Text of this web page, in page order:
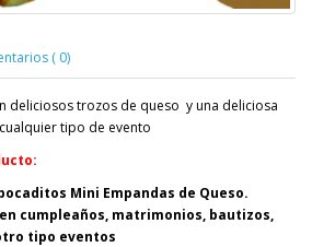
( 0)
deliciosos trozos de queso y una deliciosa
tipo de evento
Mini Empandas de Queso.
cumpleaños, matrimonios, bautizos,
tipo eventos